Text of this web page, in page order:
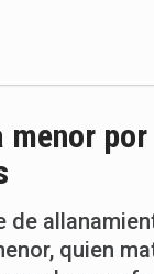
menor
de
quien